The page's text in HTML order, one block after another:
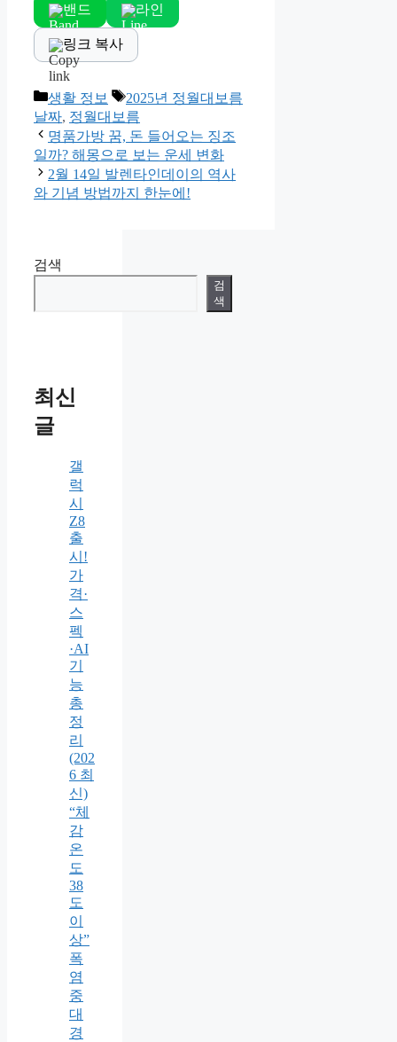
밴드 라인
링크 복사
Categories
생활 정보 Tags
2025년 정월대보름
날짜, 정월대보름
명품가방 꿈, 돈 들어오는 징조
일까? 해몽으로 보는 운세 변화
2월 14일 발렌타인데이의 역사
와 기념 방법까지 한눈에!
검색
검
색
최신
글
갤
럭
시
Z8
출
시!
가
격·
스
펙
·AI
기
능
총
정
리
(202
6 최
신)
“체
감
온
도
38
도
이
상”
폭
염
중
대
경